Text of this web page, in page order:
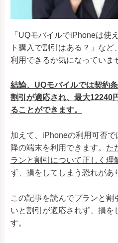
「UQモバイルでiPhoneは使
ト購入で割引はある？」な
利用できるか気になっていま
結論、UQモバイルでは契約
割引が適応され、最大12240
ることができます。
加えて、iPhoneの利用可否
降の端末を利用できます。 た
ランと割引について正しく理
ず、損をしてしまう恐れがあ
この記事を読んでプランと割
いと割引が適応されず、損を
す。